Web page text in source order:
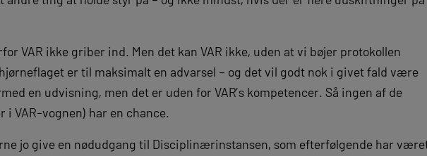
VAR ikke griber ind. Men det kan VAR ikke, uden at vi bøjer protokollen
er til maksimalt en advarsel – og det vil godt nok i givet fald være
en udvisning, men det er uden for VAR’s kompetencer. Så ingen af de
i VAR-vognen) har en chance.
jo give en nødudgang til Disciplinærinstansen, som efterfølgende har